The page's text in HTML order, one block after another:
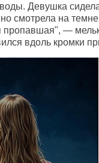
Девушка
смотрела на
пропавшая", —
вдоль кромки